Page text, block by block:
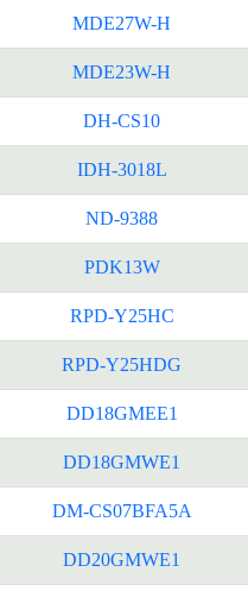
MDE27W-H
MDE23W-H
DH-CS10
IDH-3018L
ND-9388
PDK13W
RPD-Y25HC
RPD-Y25HDG
DD18GMEE1
DD18GMWE1
DM-CS07BFA5A
DD20GMWE1